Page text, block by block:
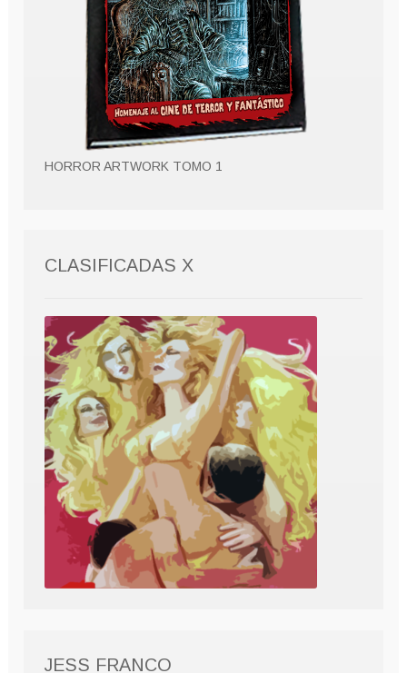
HORROR ARTWORK TOMO 1
CLASIFICADAS X
JESS FRANCO